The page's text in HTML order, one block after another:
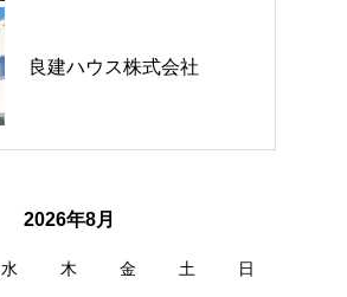
良建ハウス株式会社
茶店｜8月の営業について
まっています！
2026年8月
水 木 金 土 日